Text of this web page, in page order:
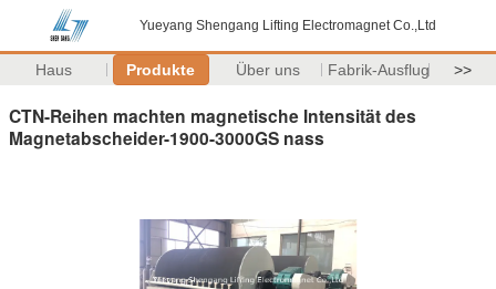
Yueyang Shengang Lifting Electromagnet Co.,Ltd
Haus Produkte Über uns Fabrik-Ausflug >>
CTN-Reihen machten magnetische Intensität des
Magnetabscheider-1900-3000GS nass